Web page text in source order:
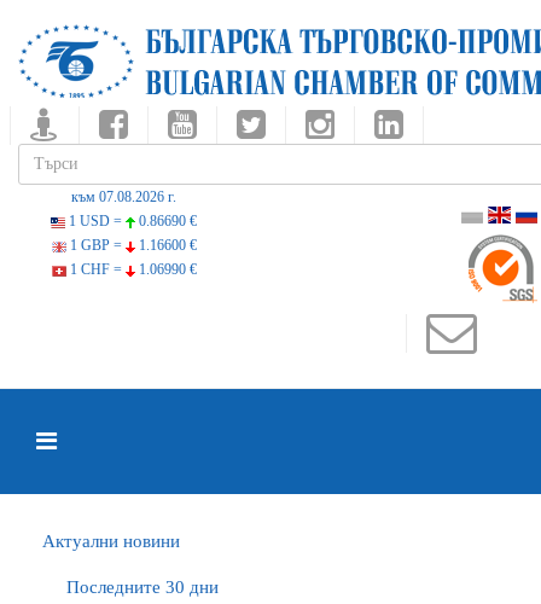
към 07.08.2026 г.
1 USD =
0.86690 €
1 GBP =
1.16600 €
1 CHF =
1.06990 €
Актуални новини
Последните 30 дни